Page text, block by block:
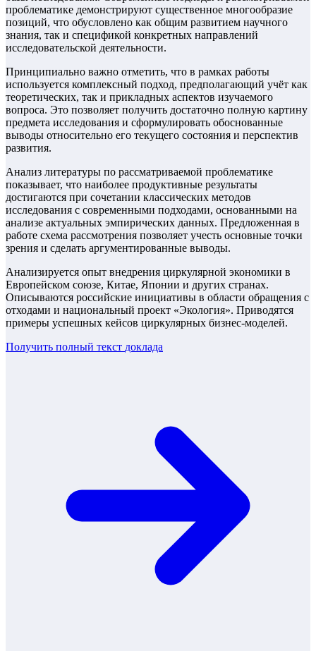
проблематике демонстрируют существенное многообразие
позиций, что обусловлено как общим развитием научного
знания, так и спецификой конкретных направлений
исследовательской деятельности.
Принципиально важно отметить, что в рамках работы
используется комплексный подход, предполагающий учёт как
теоретических, так и прикладных аспектов изучаемого
вопроса. Это позволяет получить достаточно полную картину
предмета исследования и сформулировать обоснованные
выводы относительно его текущего состояния и перспектив
развития.
Анализ литературы по рассматриваемой проблематике
показывает, что наиболее продуктивные результаты
достигаются при сочетании классических методов
исследования с современными подходами, основанными на
анализе актуальных эмпирических данных. Предложенная в
работе схема рассмотрения позволяет учесть основные точки
зрения и сделать аргументированные выводы.
Анализируется опыт внедрения циркулярной экономики в
Европейском союзе, Китае, Японии и других странах.
Описываются российские инициативы в области обращения с
отходами и национальный проект «Экология». Приводятся
примеры успешных кейсов циркулярных бизнес-моделей.
Получить полный текст доклада